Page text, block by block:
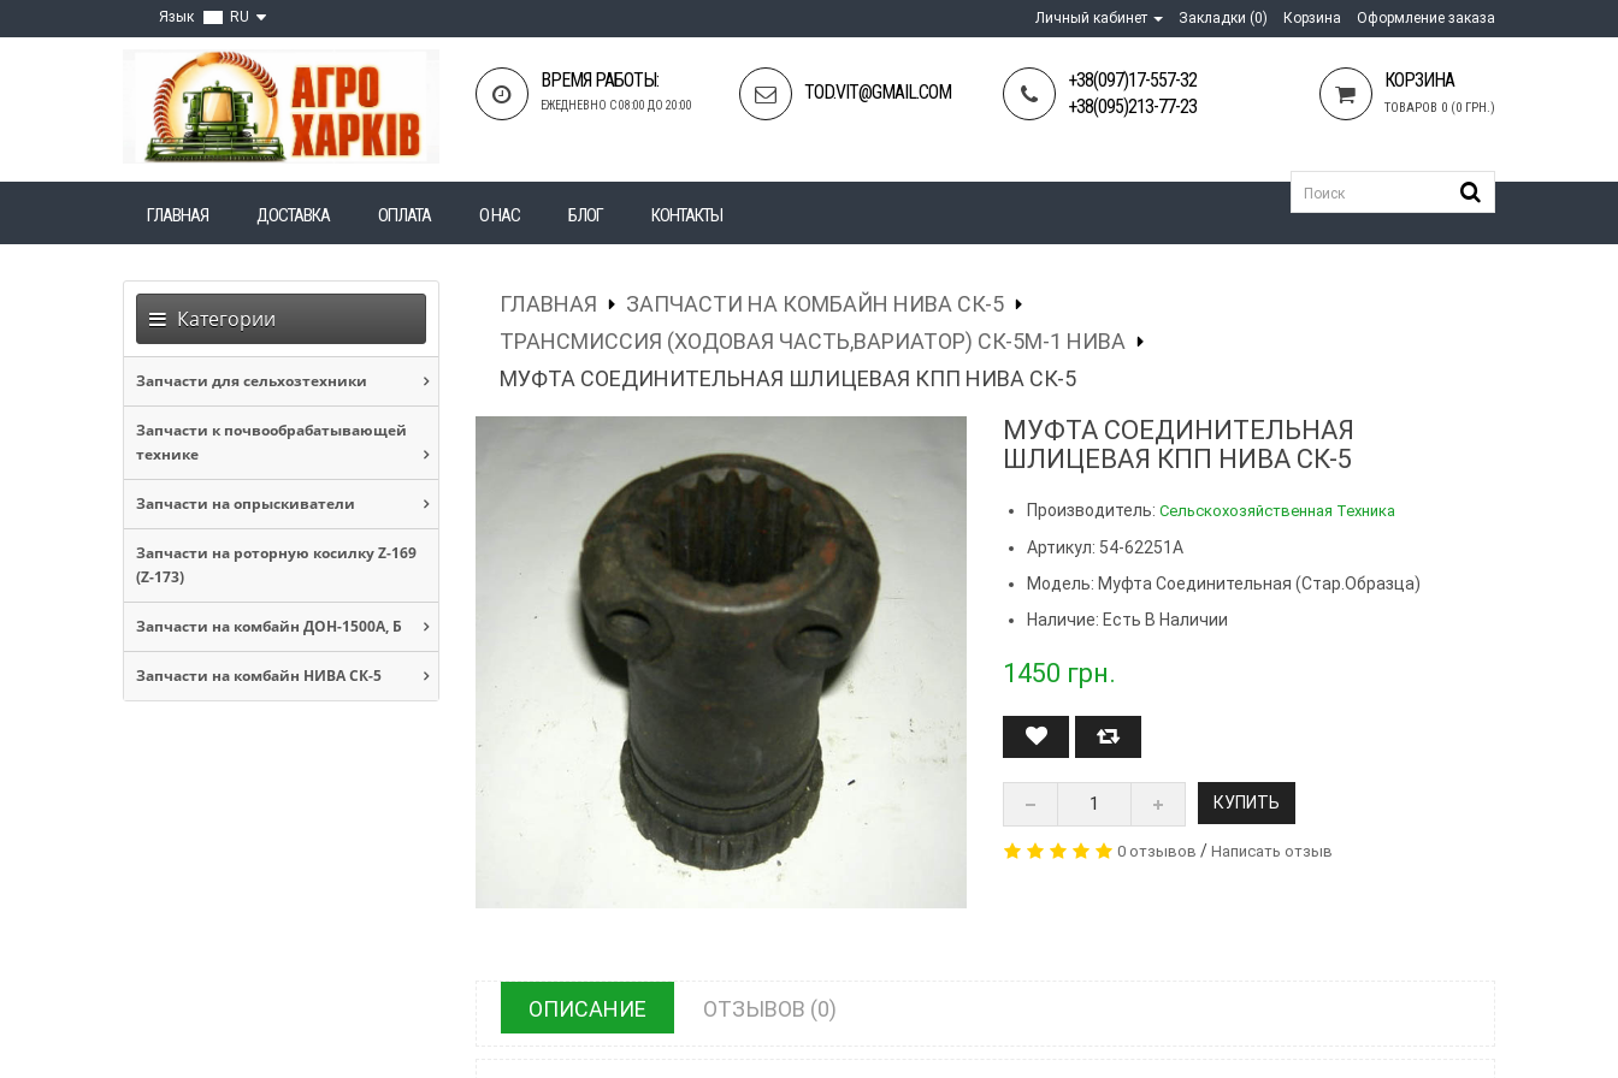
Язык RU Личный кабинет Закладки (0) Корзина Оформление заказа
ВРЕМЯ РАБОТЫ:
ЕЖЕДНЕВНО С 08:00 ДО 20:00
TOD.VIT@GMAIL.COM
+38(097)17-557-32
+38(095)213-77-23
КОРЗИНА
ТОВАРОВ 0 (0 ГРН.)
ГЛАВНАЯ ДОСТАВКА ОПЛАТА О НАС БЛОГ КОНТАКТЫ
Категории
Запчасти для сельхозтехники
Запчасти к почвообрабатывающей
технике
Запчасти на опрыскиватели
Запчасти на роторную косилку Z-169
(Z-173)
Запчасти на комбайн ДОН-1500А, Б
Запчасти на комбайн НИВА СК-5
ГЛАВНАЯ
ЗАПЧАСТИ НА КОМБАЙН НИВА СК-5
ТРАНСМИССИЯ (ХОДОВАЯ ЧАСТЬ,ВАРИАТОР) СК-5М-1 НИВА
МУФТА СОЕДИНИТЕЛЬНАЯ ШЛИЦЕВАЯ КПП НИВА СК-5
МУФТА СОЕДИНИТЕЛЬНАЯ
ШЛИЦЕВАЯ КПП НИВА СК-5
Производитель:Сельскохозяйственная Техника
Артикул: 54-62251А
Модель: Муфта Соединительная (стар.образца)
Наличие: Есть В Наличии
1450 грн.
КУПИТЬ
0 отзывов /Написать отзыв
ОПИСАНИЕ ОТЗЫВОВ (0)